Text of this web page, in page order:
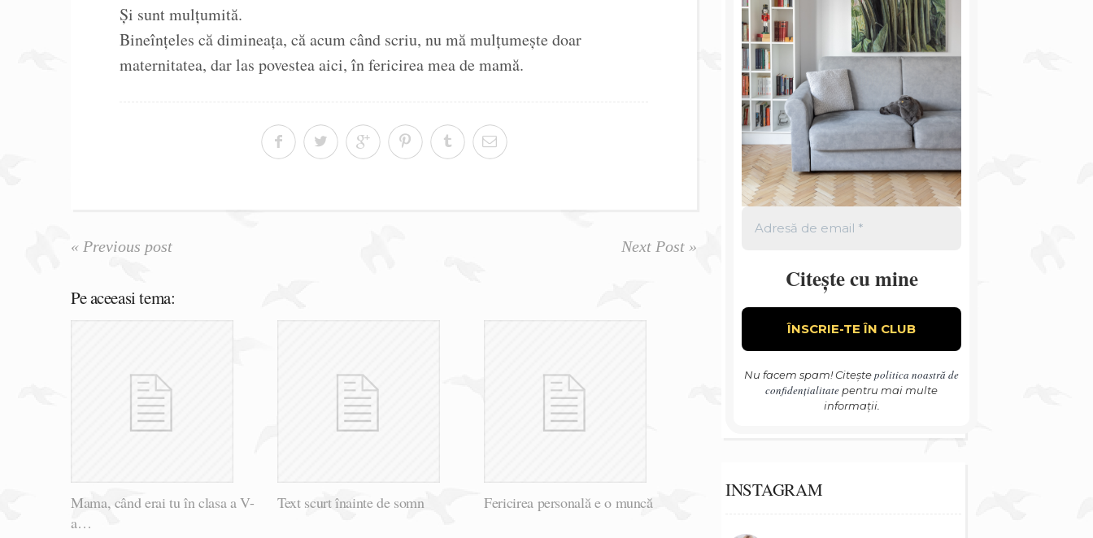
Și sunt mulțumită.
Bineînțeles că dimineața, că acum când scriu, nu mă mulțumește doar
maternitatea, dar las povestea aici, în fericirea mea de mamă.
« Previous post Next Post »
Pe aceeasi tema:
Mama, când erai tu în clasa a V-
a…
Text scurt înainte de somn Fericirea personală e o muncă
Citește cu mine
Nu facem spam! Citeștepolitica noastră de
confidențialitate pentru mai multe
informații.
INSTAGRAM